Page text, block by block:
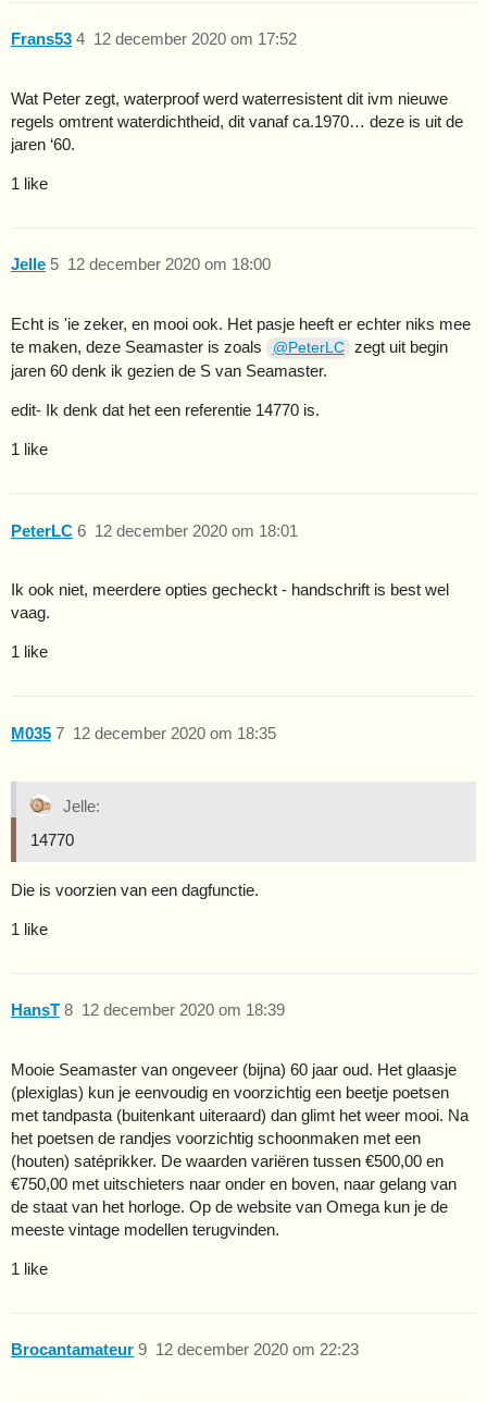
Frans53 12 december 2020 om 17:52
4
Wat Peter zegt, waterproof werd waterresistent dit ivm nieuwe
regels omtrent waterdichtheid, dit vanaf ca.1970… deze is uit de
jaren ‘60.
1 like
Jelle 12 december 2020 om 18:00
5
Echt is 'ie zeker, en mooi ook. Het pasje heeft er echter niks mee
te maken, deze Seamaster is zoals
@PeterLC zegt uit begin
jaren 60 denk ik gezien de S van Seamaster.
edit- Ik denk dat het een referentie 14770 is.
1 like
PeterLC 12 december 2020 om 18:01
6
Ik ook niet, meerdere opties gecheckt - handschrift is best wel
vaag.
1 like
M035 12 december 2020 om 18:35
7
Jelle:
14770
Die is voorzien van een dagfunctie.
1 like
HansT 12 december 2020 om 18:39
8
Mooie Seamaster van ongeveer (bijna) 60 jaar oud. Het glaasje
(plexiglas) kun je eenvoudig en voorzichtig een beetje poetsen
met tandpasta (buitenkant uiteraard) dan glimt het weer mooi. Na
het poetsen de randjes voorzichtig schoonmaken met een
(houten) satéprikker. De waarden variëren tussen €500,00 en
€750,00 met uitschieters naar onder en boven, naar gelang van
de staat van het horloge. Op de website van Omega kun je de
meeste vintage modellen terugvinden.
1 like
Brocantamateur 12 december 2020 om 22:23
9